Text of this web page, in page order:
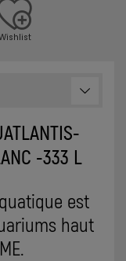
-333 L
est
haut